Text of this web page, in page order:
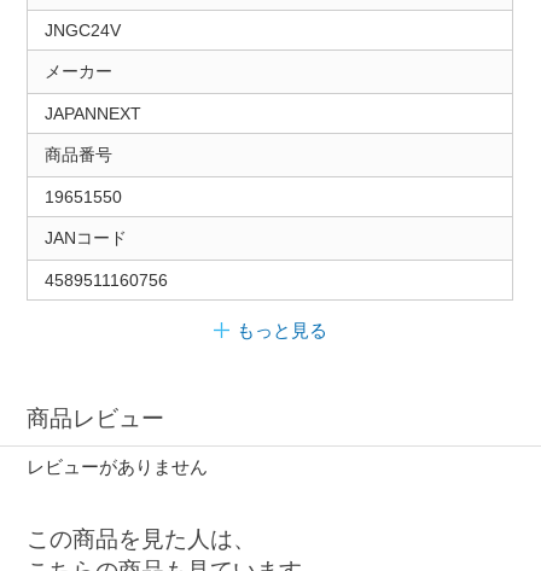
JNGC24V
メーカー
JAPANNEXT
商品番号
19651550
JANコード
4589511160756
もっと見る
商品レビュー
レビューがありません
この商品を見た人は、